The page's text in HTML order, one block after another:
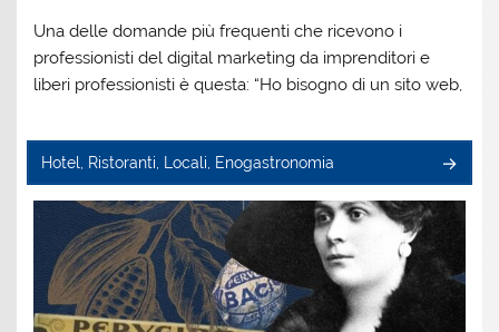
Una delle domande più frequenti che ricevono i
professionisti del digital marketing da imprenditori e
liberi professionisti è questa: “Ho bisogno di un sito web,
Hotel, Ristoranti, Locali, Enogastronomia